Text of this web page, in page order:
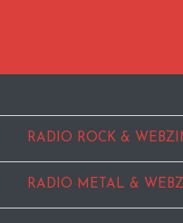
RADIO ROCK &
RADIO METAL &